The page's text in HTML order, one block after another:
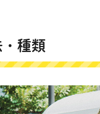
種類